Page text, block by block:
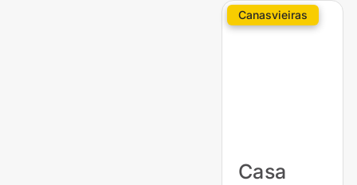
Canasvieiras
Casa